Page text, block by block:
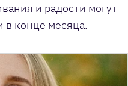
и радости могут
в конце месяца.